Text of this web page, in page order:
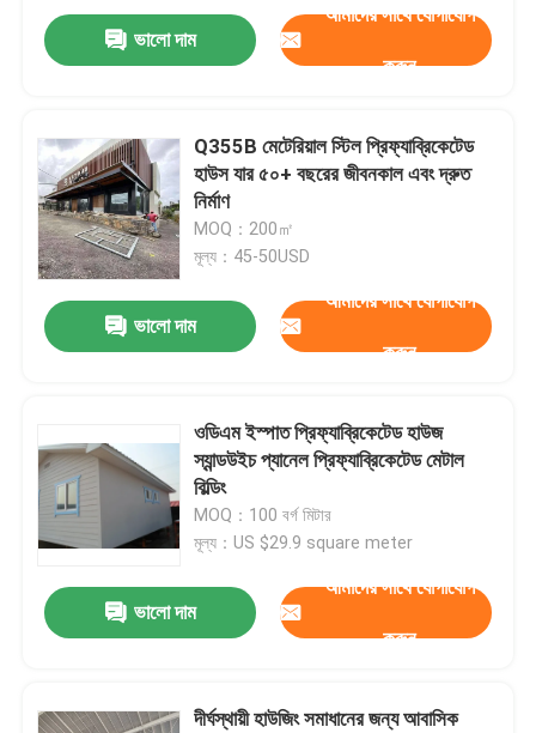
ভালো দাম
আমাদের সাথে যোগাযোগ
করুন
Q355B মেটেরিয়াল স্টিল প্রিফ্যাব্রিকেটেড
হাউস যার ৫০+ বছরের জীবনকাল এবং দ্রুত
নির্মাণ
MOQ：200㎡
মূল্য：45-50USD
ভালো দাম
আমাদের সাথে যোগাযোগ
করুন
ওডিএম ইস্পাত প্রিফ্যাব্রিকেটেড হাউজ
স্যান্ডউইচ প্যানেল প্রিফ্যাব্রিকেটেড মেটাল
বিল্ডিং
MOQ：100 বর্গ মিটার
মূল্য：US $29.9 square meter
ভালো দাম
আমাদের সাথে যোগাযোগ
করুন
দীর্ঘস্থায়ী হাউজিং সমাধানের জন্য আবাসিক